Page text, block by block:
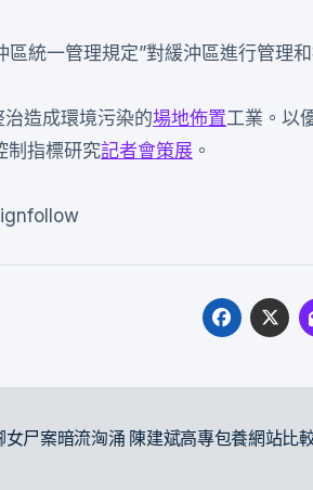
區統一管理規定”對緩沖區進行管理和
治造成環境污染的場地佈置工業。以
制指標研究記者會策展 。
女尸案暗流洶涌 陳建斌高專包養網站比